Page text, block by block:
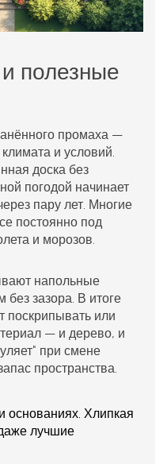
полезные
промаха —
и условий.
доска без
погодой начинает
пару лет. Многие
постоянно под
и морозов.
напольные
без зазора. В итоге
поскрипывать или
— и дерево, и
при смене
пространства.
основаниях. Хлипкая
лучшие